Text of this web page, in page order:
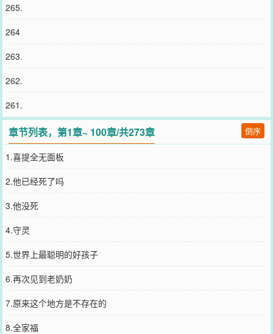
265.
264
263.
262.
261.
章节列表，第1章~ 100章/共273章 倒序
1.喜提全无面板
2.他已经死了吗
3.他没死
4.守灵
5.世界上最聪明的好孩子
6.再次见到老奶奶
7.原来这个地方是不存在的
8.全家福